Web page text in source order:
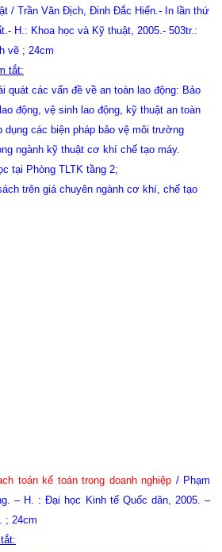
/ Trần Văn Địch, Đinh Đắc Hiến.- In lần thứ
H.: Khoa học và Kỹ thuật, 2005.- 503tr.:
vẽ ; 24cm
tắt:
quát các vấn đề về an toàn lao động: Bảo
động, vệ sinh lao động, kỹ thuật an toàn
dụng các biện pháp bảo vệ môi trường
ngành kỹ thuật cơ khí chế tạo máy.
tại Phòng TLTK tầng 2;
trên giá chuyên ngành cơ khí, chế tạo
toán kế toán trong doanh nghiệp / Phạm
– H. : Đại học Kinh tế Quốc dân, 2005. –
; 24cm